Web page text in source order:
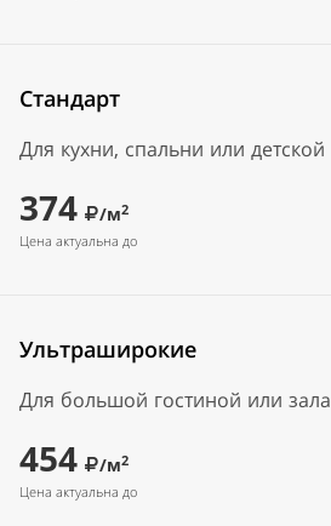
Стандарт
Для кухни, спальни или детской
374 /м2
Цена актуальна до
Ультраширокие
Для большой гостиной или зала
454 /м2
Цена актуальна до